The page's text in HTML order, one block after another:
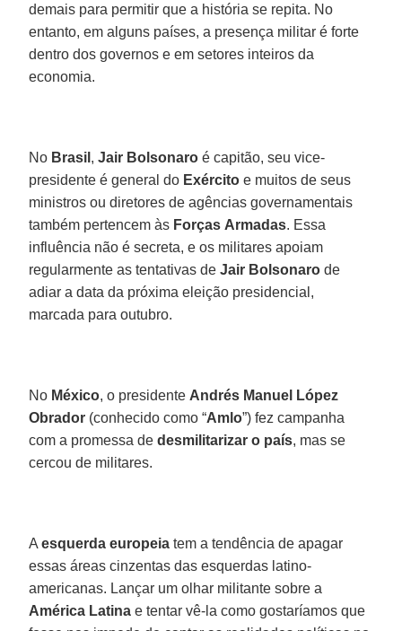
demais para permitir que a história se repita. No
entanto, em alguns países, a presença militar é forte
dentro dos governos e em setores inteiros da
economia.
No Brasil ,Jair Bolsonaro é capitão, seu vice-
presidente é general do Exército e muitos de seus
ministros ou diretores de agências governamentais
também pertencem às Forças Armadas. Essa
influência não é secreta, e os militares apoiam
regularmente as tentativas deJair Bolsonaro de
adiar a data da próxima eleição presidencial,
marcada para outubro.
No México, o presidente Andrés Manuel López
Obrador (conhecido como “Amlo”) fez campanha
com a promessa dedesmilitarizar o país, mas se
cercou de militares.
Aesquerda europeia tem a tendência de apagar
essas áreas cinzentas das esquerdas latino-
americanas. Lançar um olhar militante sobre a
América Latina e tentar vê-la como gostaríamos que